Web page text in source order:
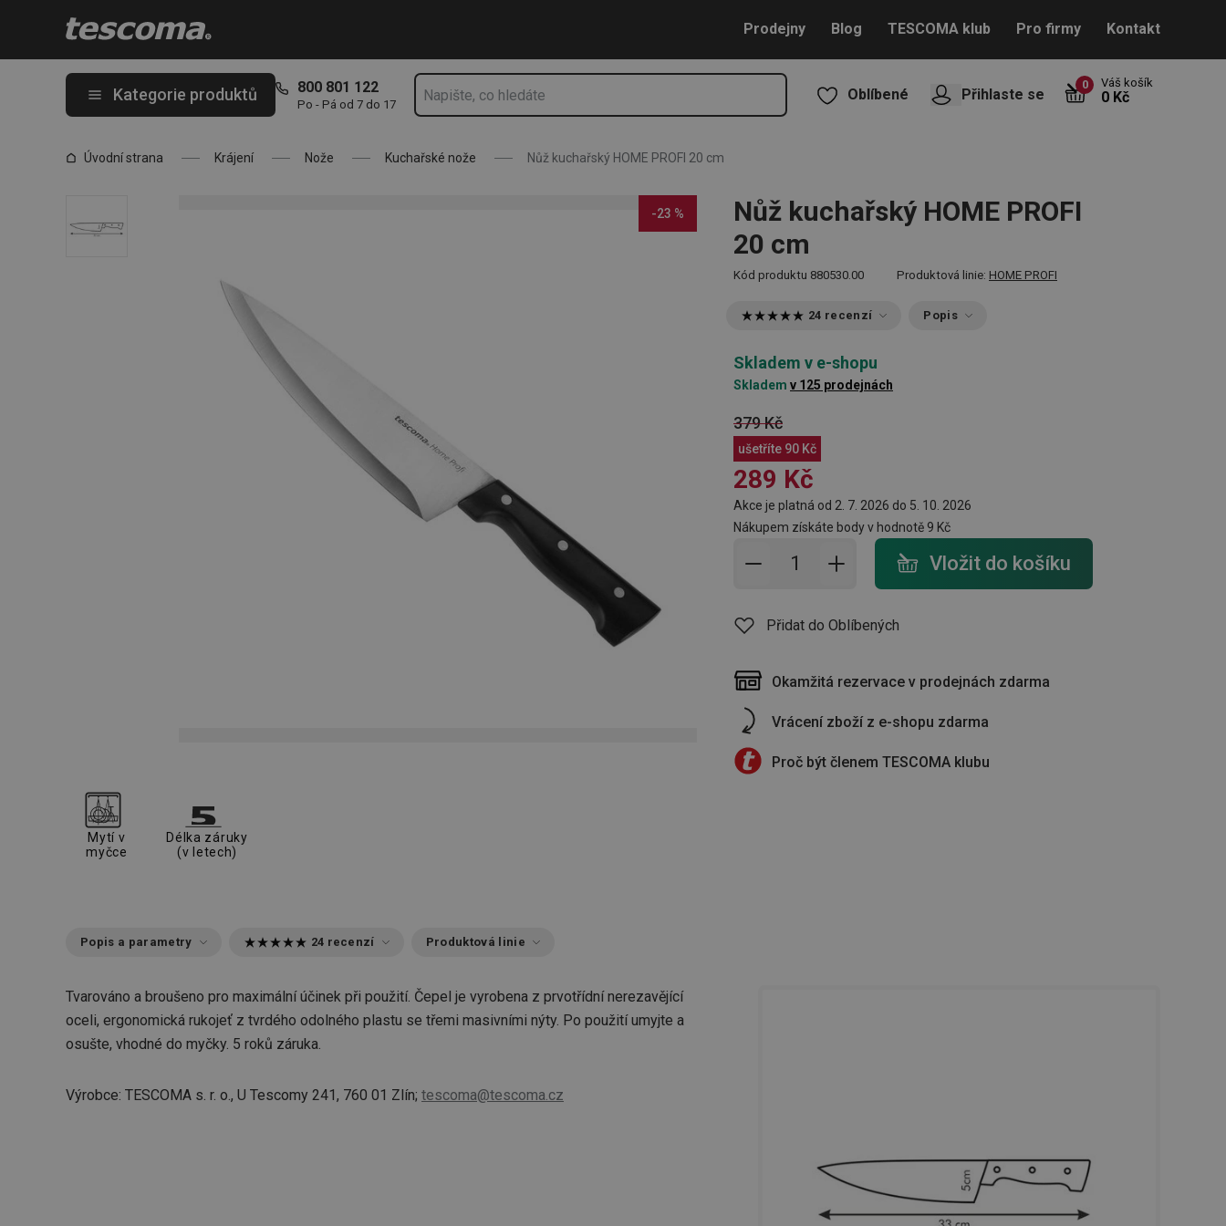
Prodejny Blog TESCOMA klub Pro firmy Kontakt
Kategorie produktů 800 801 122
Po - Pá od 7 do 17
Oblíbené Přihlaste se
0 Váš košík
0 Kč
Úvodní strana Krájení Nože Kuchařské nože Nůž kuchařský HOME PROFI 20 cm
-23 %
Nůž kuchařský HOME PROFI
20 cm
Kód produktu 880530.00 Produktová linie: HOME PROFI
24 recenzí Popis
Skladem v e-shopu
Skladem v 125 prodejnách
379 Kč
ušetříte 90 Kč
289 Kč
Akce je platná od 2. 7. 2026 do 5. 10. 2026
Nákupem získáte body v hodnotě 9 Kč
Přidat do košíku - počet
Vložit do košíku
Přidat do Oblíbených
Okamžitá rezervace v prodejnách zdarma
Vrácení zboží z e-shopu zdarma
Proč být členem TESCOMA klubu
Mytí v
myčce
Délka záruky
(v letech)
Popis a parametry 24 recenzí Produktová linie
Tvarováno a broušeno pro maximální účinek při použití. Čepel je vyrobena z prvotřídní nerezavějící
oceli, ergonomická rukojeť z tvrdého odolného plastu se třemi masivními nýty. Po použití umyjte a
osušte, vhodné do myčky. 5 roků záruka.
Výrobce: TESCOMA s. r. o., U Tescomy 241, 760 01 Zlín; tescoma@tescoma.cz